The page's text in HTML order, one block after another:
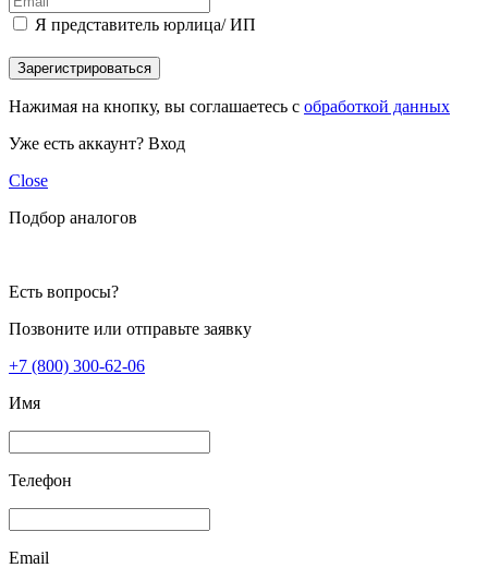
Я представитель юрлица/ ИП
Зарегистрироваться
Нажимая на кнопку, вы соглашаетесь с обработкой данных
Уже есть аккаунт? Вход
Close
Подбор аналогов
Есть вопросы?
Позвоните или отправьте заявку
+7 (800) 300-62-06
Имя
Телефон
Email